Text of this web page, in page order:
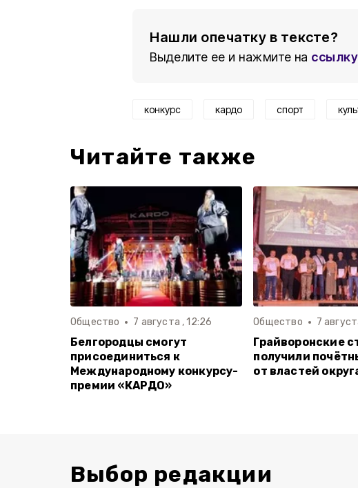
Нашли опечатку в тексте?
Выделите ее и нажмите на ссылку
конкурс кардо спорт
Читайте также
Общество 7 августа , 12:26
Белгородцы смогут
присоединиться к
Международному конкурсу-
премии «КАРДО»
Общество 7
Грайворонские
получили
от властей
Выбор редакции